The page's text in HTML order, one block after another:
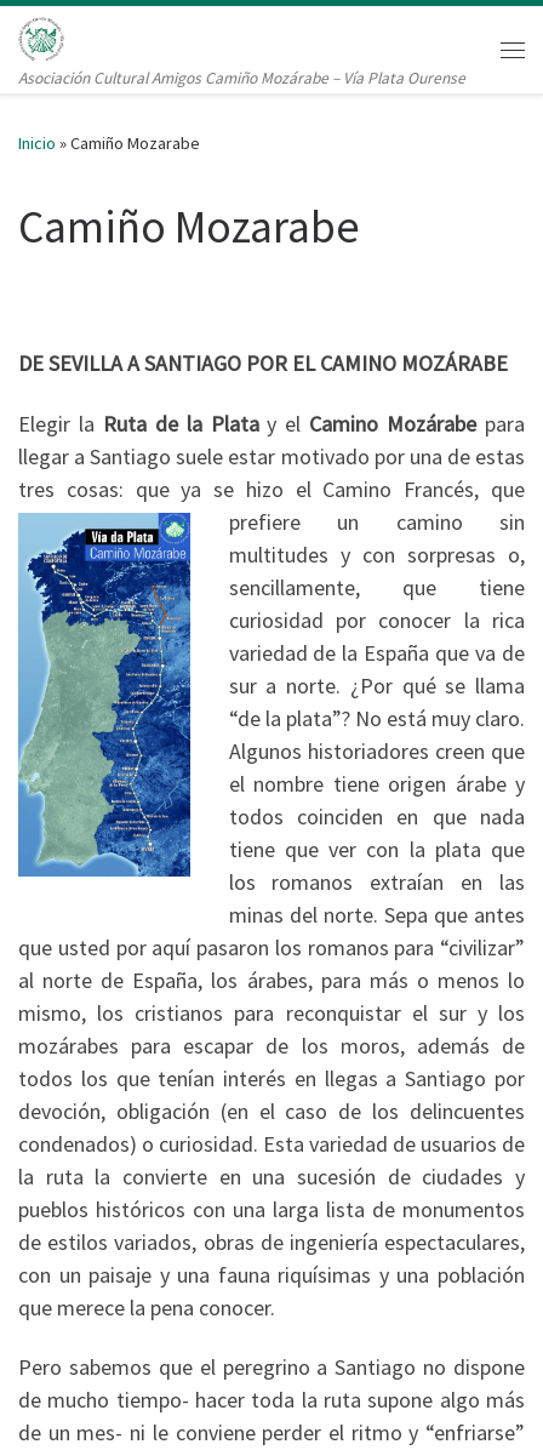
Saltar al contenido
Asociación Cultural Amigos Camiño Mozárabe – Vía Plata Ourense
Inicio »Camiño Mozarabe
Camiño Mozarabe
DE SEVILLA A SANTIAGO POR EL CAMINO MOZÁRABE
Elegir la Ruta de la Platay el Camino Mozárabepara
llegar a Santiago suele estar motivado por una de estas
tres cosas: que ya se hizo el Camino Francés, que
prefiere un camino sin
multitudes y con sorpresas o,
sencillamente, que tiene
curiosidad por conocer la rica
variedad de la España que va de
sur a norte. ¿Por qué se llama
“de la plata”? No está muy claro.
Algunos historiadores creen que
el nombre tiene origen árabe y
todos coinciden en que nada
tiene que ver con la plata que
los romanos extraían en las
minas del norte. Sepa que antes
que usted por aquí pasaron los romanos para “civilizar”
al norte de España, los árabes, para más o menos lo
mismo, los cristianos para reconquistar el sur y los
mozárabes para escapar de los moros, además de
todos los que tenían interés en llegas a Santiago por
devoción, obligación (en el caso de los delincuentes
condenados) o curiosidad. Esta variedad de usuarios de
la ruta la convierte en una sucesión de ciudades y
pueblos históricos con una larga lista de monumentos
de estilos variados, obras de ingeniería espectaculares,
con un paisaje y una fauna riquísimas y una población
que merece la pena conocer.
Pero sabemos que el peregrino a Santiago no dispone
de mucho tiempo- hacer toda la ruta supone algo más
de un mes- ni le conviene perder el ritmo y “enfriarse”